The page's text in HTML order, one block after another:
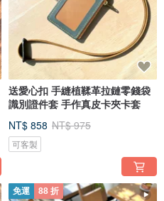
送愛心扣 手縫植鞣革拉鏈零錢袋
識別證件套 手作真皮卡夾卡套
NT$ 858 NT$ 975
可客製
免運 88 折